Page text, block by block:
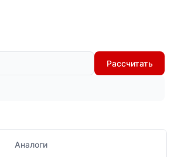
Рассчитать
Аналоги